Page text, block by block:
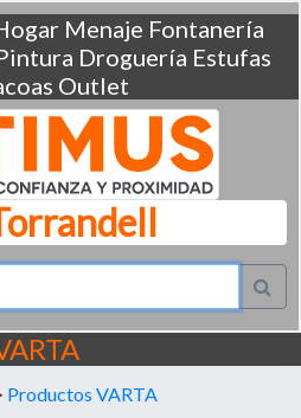
Menaje Fontanería
Droguería Estufas
Outlet
Productos VARTA